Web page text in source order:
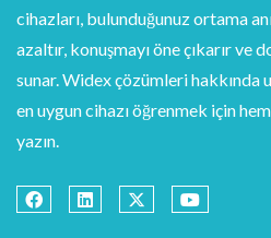
cihazları, bulunduğunuz ortama
azaltır, konuşmayı öne çıkarır ve
sunar. Widex çözümleri hakkında
en uygun cihazı öğrenmek için
yazın.